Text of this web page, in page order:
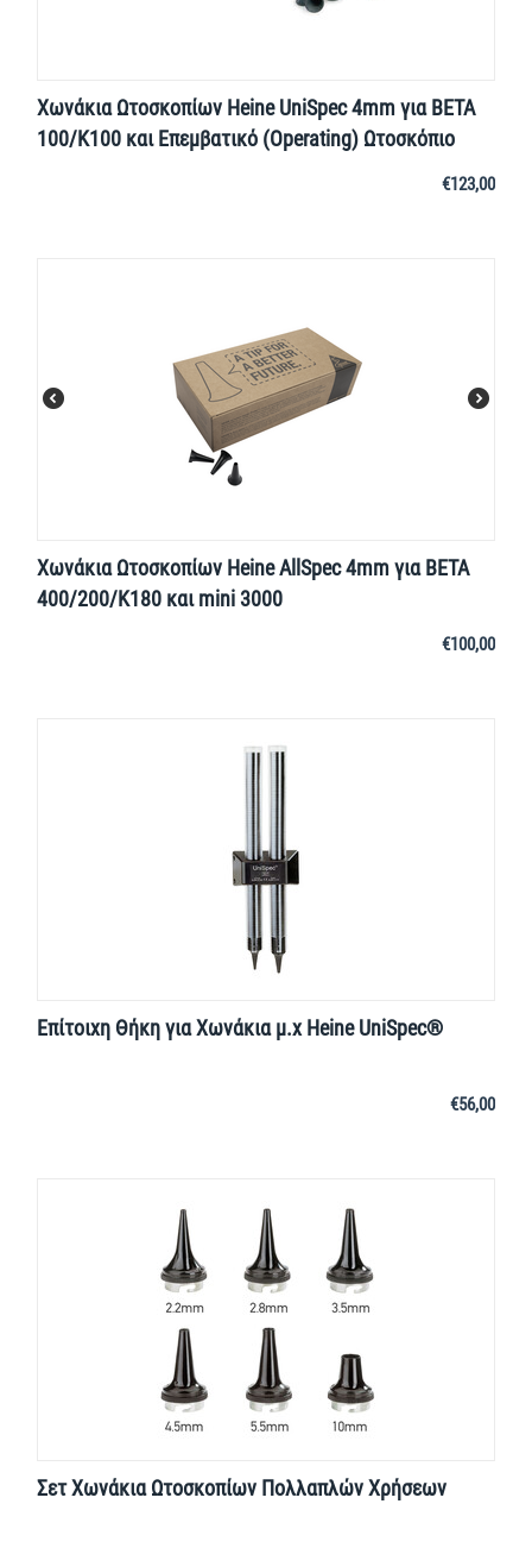
Χωνάκια Ωτοσκοπίων Heine UniSpec 4mm για BETA
100/K100 και Επεμβατικό (Operating) Ωτοσκόπιο
€123,00
Χωνάκια Ωτοσκοπίων Heine AllSpec 4mm για BETA
400/200/K180 και mini 3000
€100,00
Επίτοιχη Θήκη για Χωνάκια μ.χ Heine UniSpec®
€56,00
Σετ Χωνάκια Ωτοσκοπίων Πολλαπλών Χρήσεων